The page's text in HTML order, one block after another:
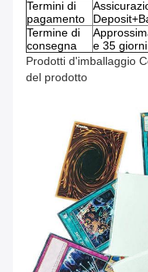
Termini di
pagamento
Termine di
consegna
e 35
Prodotti d'imballaggio
del prodotto